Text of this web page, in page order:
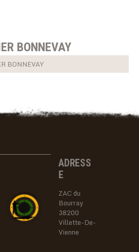
BONNEVAY
BONNEVAY
ADRESS
E
ZAC du
Bourray
38200
Villette-De-
Vienne